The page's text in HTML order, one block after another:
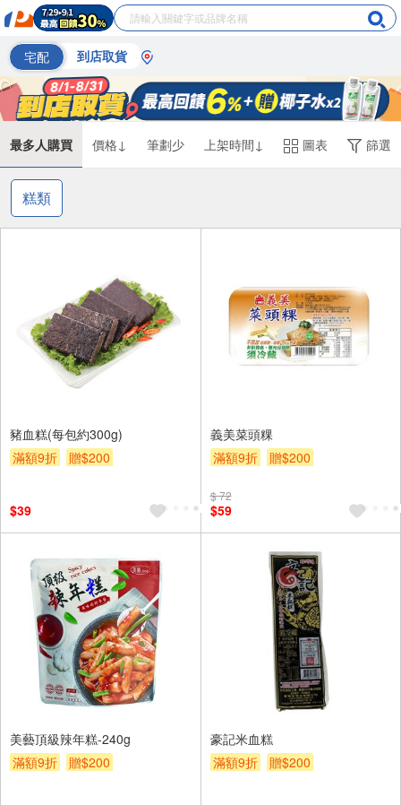
宅配 到店取貨
最多人購買 價格↓ 筆劃少 上架時間↓ 圖表 篩選
糕類
豬血糕(每包約300g)
滿額9折
贈$200
$39
義美菜頭粿
滿額9折
贈$200
$ 72
$59
美藝頂級辣年糕-240g
滿額9折
贈$200
豪記米血糕
滿額9折
贈$200